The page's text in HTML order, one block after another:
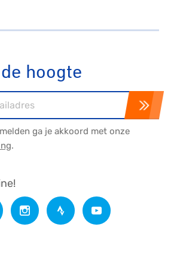
hoogte
ga je akkoord met onze
.